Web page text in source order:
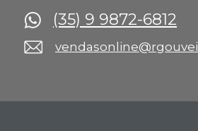
(35) 9 9872-6812